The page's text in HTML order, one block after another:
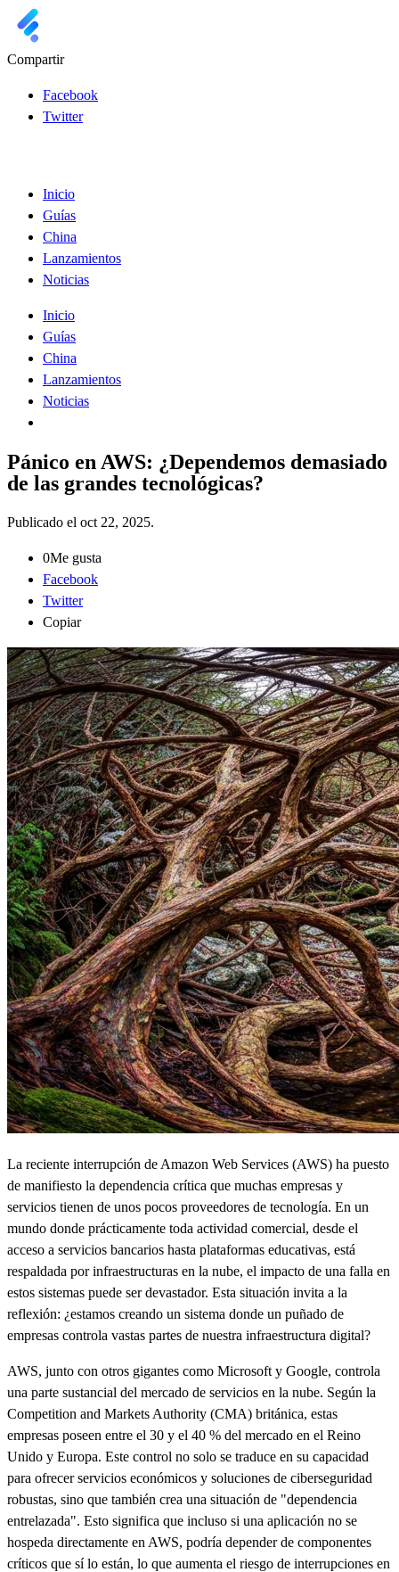
Compartir
Facebook
Twitter
Inicio
Guías
China
Lanzamientos
Noticias
Inicio
Guías
China
Lanzamientos
Noticias
Pánico en AWS: ¿Dependemos demasiado
de las grandes tecnológicas?
Publicado el oct 22, 2025.
0Me gusta
Facebook
Twitter
Copiar
La reciente interrupción de Amazon Web Services (AWS) ha puesto
de manifiesto la dependencia crítica que muchas empresas y
servicios tienen de unos pocos proveedores de tecnología. En un
mundo donde prácticamente toda actividad comercial, desde el
acceso a servicios bancarios hasta plataformas educativas, está
respaldada por infraestructuras en la nube, el impacto de una falla en
estos sistemas puede ser devastador. Esta situación invita a la
reflexión: ¿estamos creando un sistema donde un puñado de
empresas controla vastas partes de nuestra infraestructura digital?
AWS, junto con otros gigantes como Microsoft y Google, controla
una parte sustancial del mercado de servicios en la nube. Según la
Competition and Markets Authority (CMA) británica, estas
empresas poseen entre el 30 y el 40 % del mercado en el Reino
Unido y Europa. Este control no solo se traduce en su capacidad
para ofrecer servicios económicos y soluciones de ciberseguridad
robustas, sino que también crea una situación de "dependencia
entrelazada". Esto significa que incluso si una aplicación no se
hospeda directamente en AWS, podría depender de componentes
críticos que sí lo están, lo que aumenta el riesgo de interrupciones en